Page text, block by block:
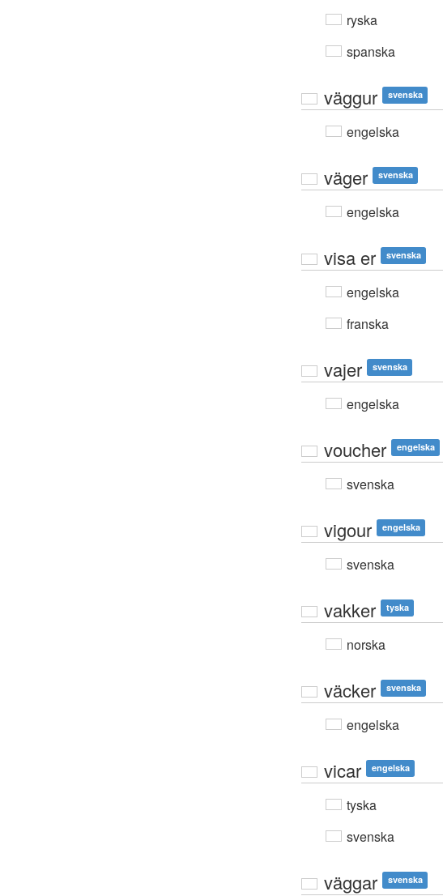
ryska
spanska
väggur svenska
engelska
väger svenska
engelska
visa er svenska
engelska
franska
vajer svenska
engelska
voucher engelska
svenska
vigour engelska
svenska
vakker tyska
norska
väcker svenska
engelska
vicar engelska
tyska
svenska
väggar svenska